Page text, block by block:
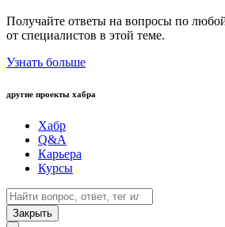
Получайте ответы на вопросы по
от специалистов в этой теме.
Узнать больше
другие проекты хабра
Хабр
Q&A
Карьера
Курсы
Закрыть